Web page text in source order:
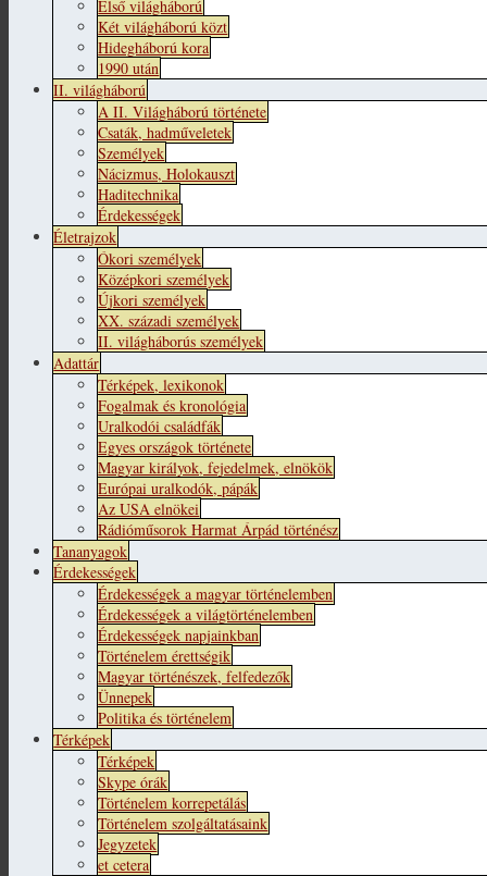
Első világháború
Két világháború közt
Hidegháború kora
1990 után
II. világháború
A II. Világháború története
Csaták, hadműveletek
Személyek
Nácizmus, Holokauszt
Haditechnika
Érdekességek
Életrajzok
Ókori személyek
Középkori személyek
Újkori személyek
XX. századi személyek
II. világháborús személyek
Adattár
Térképek, lexikonok
Fogalmak és kronológia
Uralkodói családfák
Egyes országok története
Magyar királyok, fejedelmek, elnökök
Európai uralkodók, pápák
Az USA elnökei
Rádióműsorok Harmat Árpád történész
Tananyagok
Érdekességek
Érdekességek a magyar történelemben
Érdekességek a világtörténelemben
Érdekességek napjainkban
Történelem érettségik
Magyar történészek, felfedezők
Ünnepek
Politika és történelem
Térképek
Térképek
Skype órák
Történelem korrepetálás
Történelem szolgáltatásaink
Jegyzetek
et cetera